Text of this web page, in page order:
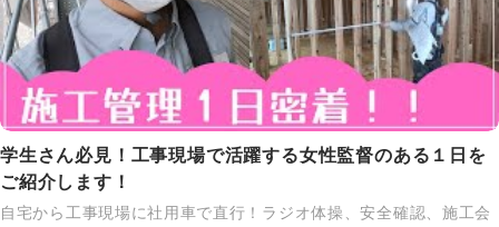
学生さん必見！工事現場で活躍する女性監督のある１日を
ご紹介します！
自宅から工事現場に社用車で直行！ラジオ体操、安全確認、施工会